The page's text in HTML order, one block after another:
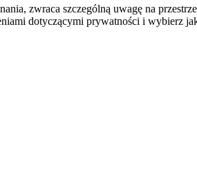
zwraca szczególną uwagę na
dotyczącymi prywatności i wybierz